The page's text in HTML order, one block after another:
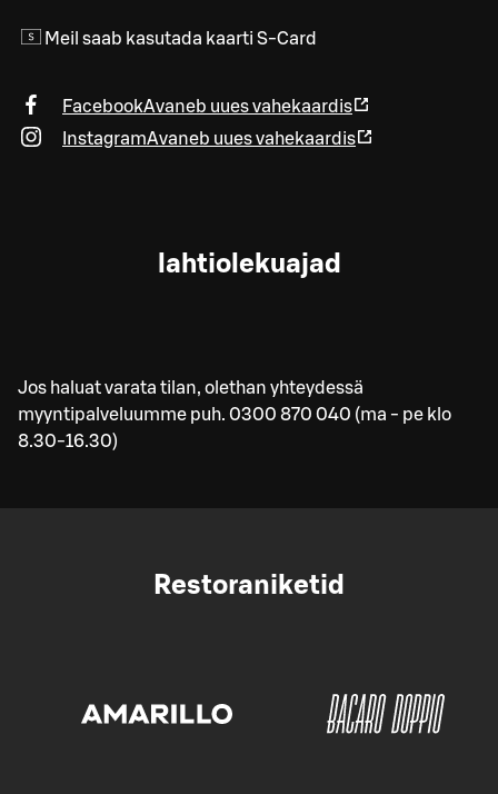
Meil saab kasutada kaarti S-Card
FacebookAvaneb uues vahekaardis
InstagramAvaneb uues vahekaardis
lahtiolekuajad
Jos haluat varata tilan, olethan yhteydessä
myyntipalveluumme puh. 0300 870 040 (ma - pe klo
8.30-16.30)
Restoraniketid